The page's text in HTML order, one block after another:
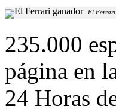
El
235.000
página en
24 Horas